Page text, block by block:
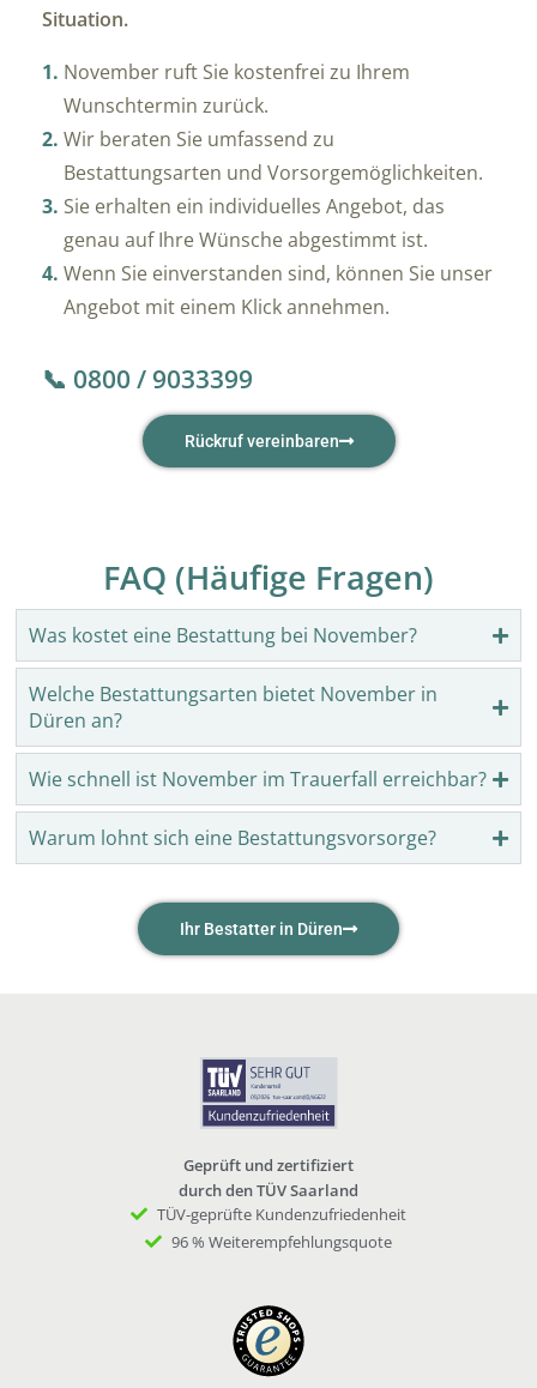
Situation.
November ruft Sie kostenfrei zu Ihrem
Wunschtermin zurück.
Wir beraten Sie umfassend zu
Bestattungsarten und Vorsorgemöglichkeiten.
Sie erhalten ein individuelles Angebot, das
genau auf Ihre Wünsche abgestimmt ist.
Wenn Sie einverstanden sind, können Sie unser
Angebot mit einem Klick annehmen.
📞 0800 / 9033399
Rückruf vereinbaren
FAQ (Häufige Fragen)
Was kostet eine Bestattung bei November?
Welche Bestattungsarten bietet November in
Düren an?
Wie schnell ist November im Trauerfall erreichbar?
Warum lohnt sich eine Bestattungsvorsorge?
Ihr Bestatter in Düren
Geprüft und zertifiziert
durch den TÜV Saarland
TÜV-geprüfte Kundenzufriedenheit
96 % Weiterempfehlungsquote